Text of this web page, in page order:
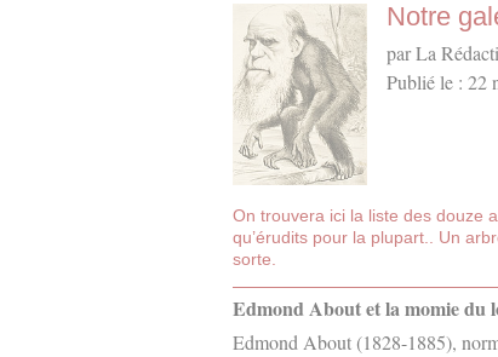
Notre
par La
Publié le : 22
On trouvera ici la liste des douze
qu’érudits pour la plupart.. Un
sorte.
Edmond About et la momie du
Edmond About (1828-1885),